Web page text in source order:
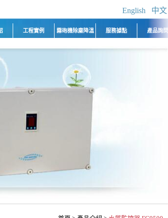
English 中文
工程實例 霧砲機除塵降溫 服務據點 產品詢問